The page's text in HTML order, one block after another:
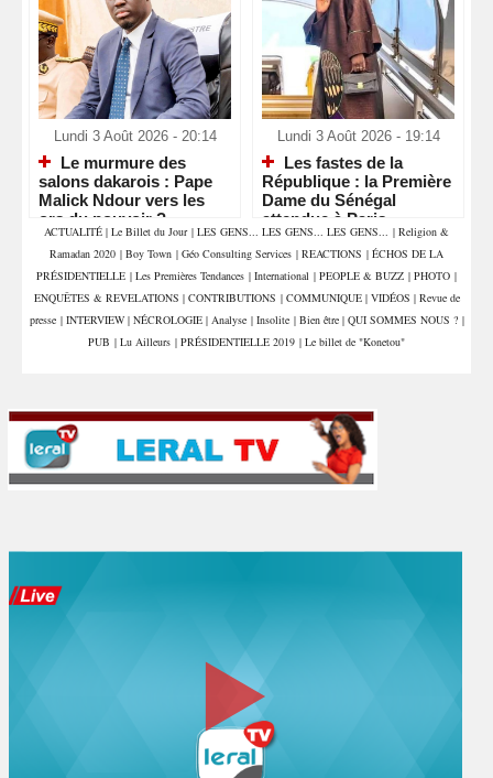
Lundi 3 Août 2026 - 20:14
Le murmure des
salons dakarois : Pape
Malick Ndour vers les
ors du pouvoir ?
Lundi 3 Août 2026 - 19:14
Les fastes de la
République : la Première
Dame du Sénégal
attendue à Paris
ACTUALITÉ | Le Billet du Jour | LES GENS... LES GENS... LES GENS... | Religion &
Ramadan 2020 | Boy Town | Géo Consulting Services | REACTIONS | ÉCHOS DE LA
PRÉSIDENTIELLE | Les Premières Tendances | International | PEOPLE & BUZZ | PHOTO |
ENQUÊTES & REVELATIONS | CONTRIBUTIONS | COMMUNIQUE | VIDÉOS | Revue de
presse | INTERVIEW | NÉCROLOGIE | Analyse | Insolite | Bien être | QUI SOMMES NOUS ? |
PUB | Lu Ailleurs | PRÉSIDENTIELLE 2019 | Le billet de "Konetou"